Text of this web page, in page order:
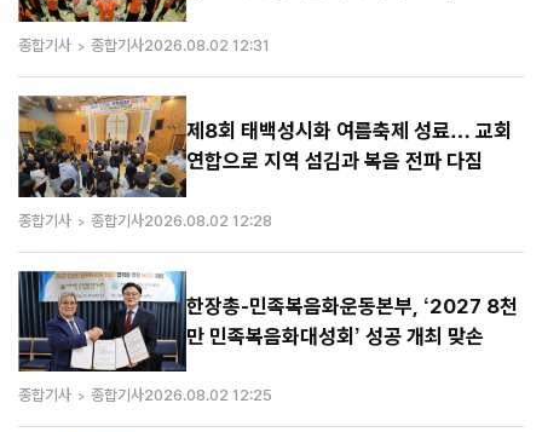
종합기사 종합기사2026.08.02 12:31
제8회 태백성시화 여름축제 성료… 교회
연합으로 지역 섬김과 복음 전파 다짐
종합기사 종합기사2026.08.02 12:28
한장총-민족복음화운동본부, ‘2027 8천
만 민족복음화대성회’ 성공 개최 맞손
종합기사 종합기사2026.08.02 12:25